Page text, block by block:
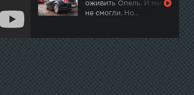
оживить Опель. И мы
не смогли. Но…